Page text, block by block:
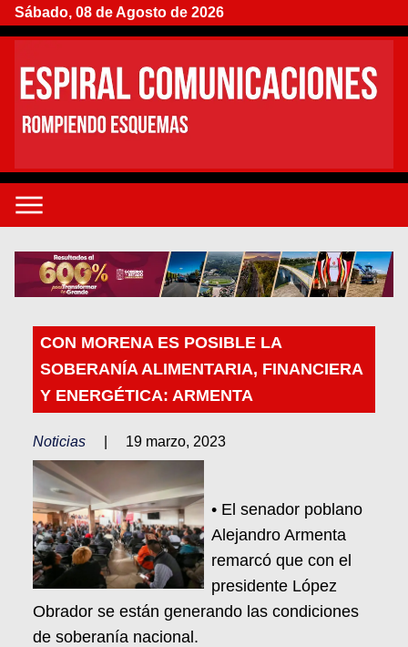
Sábado, 08 de Agosto de 2026
CON MORENA ES POSIBLE LA
SOBERANÍA ALIMENTARIA, FINANCIERA
Y ENERGÉTICA: ARMENTA
Noticias 19 marzo, 2023
• El senador poblano
Alejandro Armenta
remarcó que con el
presidente López
Obrador se están generando las condiciones
de soberanía nacional.